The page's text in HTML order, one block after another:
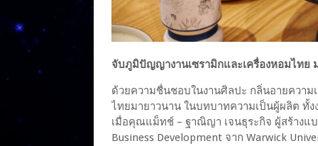
จับภูมิปัญญางานเซรามิกและเครื่องหอมไทย
ด้วยความชื่นชอบในงานศิลปะ กลิ่นอายควา
ไทยมายาวนาน ในบทบาทความเป็นผู้ผลิต ทั้
เมื่อคุณแม็ทช์ – ฐาณิญา เจนธุระกิจ ผู้สร้างแ
Business Development จาก Warwick